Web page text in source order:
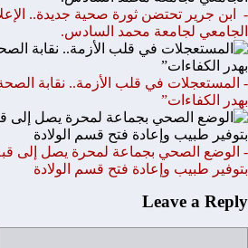
- ابن جرير تحتضن ثورة صحية جديدة..
الجامعي لجامعة محمد السادس.
- المستعجلات في قلب الأزمة.. نقابة الصحة
بهدر الكفاءات”
- الوضع الصحي بجماعة لمحرة يصل إلى
بتوفير طبيب وإعادة فتح قسم الولادة
Leave a Reply